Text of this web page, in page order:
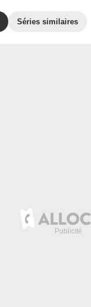
Séries similaires